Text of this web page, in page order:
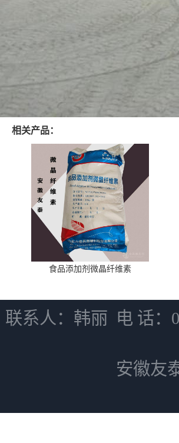
相关产品：
食品添加剂微晶纤维素
联系人：韩丽 电 话：
安徽友